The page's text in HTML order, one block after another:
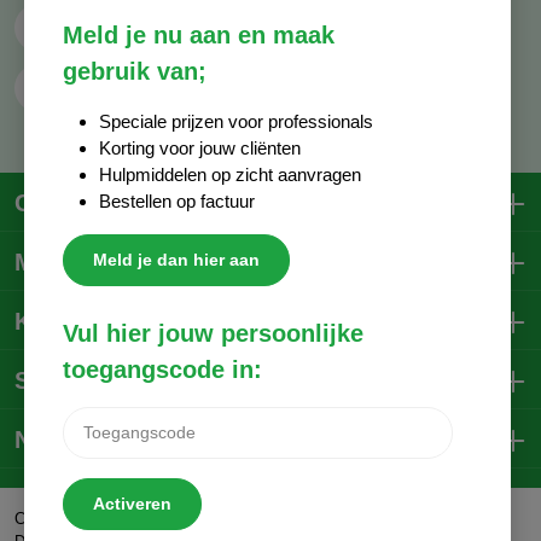
Whatsapp 06 - 81 38 59 03
Nieuwsbrief
Contactgegevens
Mijn account
Klantenservice
Social Media
Copyright © 2026
Trustpilot
Meld je nu aan en maak
gebruik van;
Speciale prijzen voor professionals
Korting voor jouw cliënten
Hulpmiddelen op zicht aanvragen
Bestellen op factuur
Meld je dan hier aan
Vul hier jouw persoonlijke
toegangscode in:
Activeren